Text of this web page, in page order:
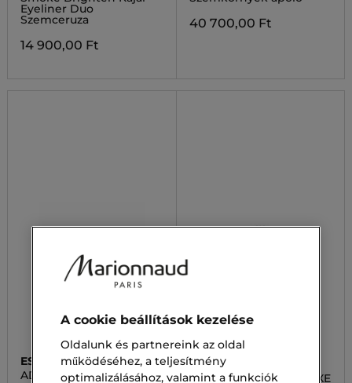
Eyeliner Duo
Szemceruza
14 900,00 Ft
40 700,00 Ft
ESTEE LAUDER
ADVANCED NIGHT
ESTEE LAUDER
PURE COLOR ENVY LUXE
A cookie beállítások kezelése
Oldalunk és partnereink az oldal
működéséhez, a teljesítmény
optimalizálásához, valamint a funkciók